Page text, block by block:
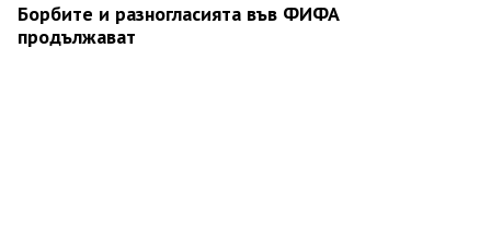
Борбите и разногласията във ФИФА
продължават